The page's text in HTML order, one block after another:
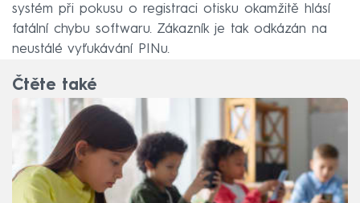
systém při pokusu o registraci otisku okamžitě hlásí
fatální chybu softwaru. Zákazník je tak odkázán na
neustálé vyťukávání PINu.
Čtěte také